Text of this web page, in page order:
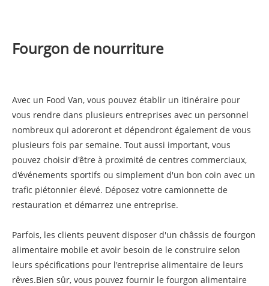
Fourgon de nourriture
Avec un Food Van, vous pouvez établir un itinéraire pour
vous rendre dans plusieurs entreprises avec un personnel
nombreux qui adoreront et dépendront également de vous
plusieurs fois par semaine. Tout aussi important, vous
pouvez choisir d'être à proximité de centres commerciaux,
d'événements sportifs ou simplement d'un bon coin avec un
trafic piétonnier élevé. Déposez votre camionnette de
restauration et démarrez une entreprise.
Parfois, les clients peuvent disposer d'un châssis de fourgon
alimentaire mobile et avoir besoin de le construire selon
leurs spécifications pour l'entreprise alimentaire de leurs
rêves.Bien sûr, vous pouvez fournir le fourgon alimentaire